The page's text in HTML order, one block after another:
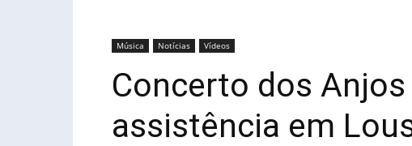
Música Notícias Vídeos
Concerto dos
assistência em